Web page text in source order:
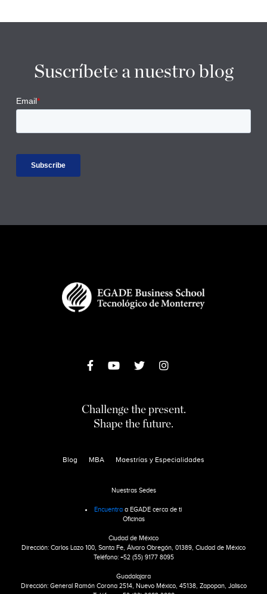
Suscríbete a nuestro blog
Challenge the present.
Shape the future.
Blog MBA Maestrías y Especialidades
Nuestras Sedes
Encuentra a EGADE cerca de ti
Oficinas
Ciudad de México
Dirección: Carlos Lazo 100, Santa Fe, Álvaro Obregón, 01389, Ciudad de México
Teléfono: +52 (55) 9177 8095
Guadalajara
Dirección: General Ramón Corona 2514, Nuevo México, 45138, Zapopan, Jalisco